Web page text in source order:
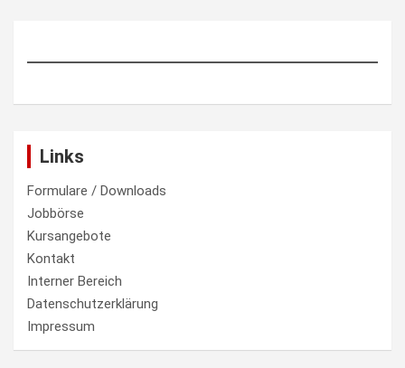
Links
Formulare / Downloads
Jobbörse
Kursangebote
Kontakt
Interner Bereich
Datenschutzerklärung
Impressum